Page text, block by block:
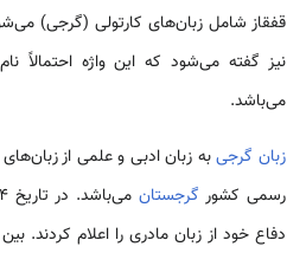
قفقاز شامل زبان‌های کارتولی (گرجی)
نیز گفته می‌شود که این واژه احتمالاً نام
می‌باشد.
زبان گرجیبه زبان ادبی و علمی از
رسمی کشور گرجستان می‌باشد. در تاریخ 14 آوریل 1978 مردم و دولت‌مردان
دفاع خود از زبان مادری را اعلام کردند.